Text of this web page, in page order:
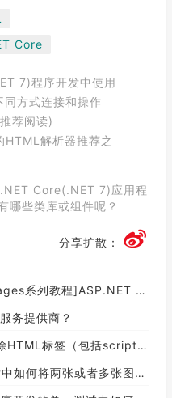
Core
7)程序开发中使用
方式连接和操作
荐阅读)
解析器推荐之
Core(.NET 7)应用程
哪些类库或组件呢？
分享扩散：
Core Razor Pages中的PageModel(09)
务提供商？
包括script和style），保留纯本文
或者多张图片合并成一张图片？